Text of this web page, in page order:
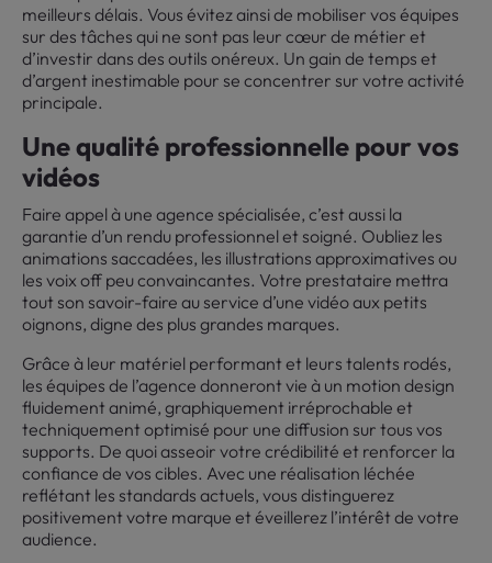
meilleurs délais. Vous évitez ainsi de mobiliser vos équipes
sur des tâches qui ne sont pas leur cœur de métier et
d’investir dans des outils onéreux. Un gain de temps et
d’argent inestimable pour se concentrer sur votre activité
principale.
Une qualité professionnelle pour vos
vidéos
Faire appel à une agence spécialisée, c’est aussi la
garantie d’un rendu professionnel et soigné. Oubliez les
animations saccadées, les illustrations approximatives ou
les voix off peu convaincantes. Votre prestataire mettra
tout son savoir-faire au service d’une vidéo aux petits
oignons, digne des plus grandes marques.
Grâce à leur matériel performant et leurs talents rodés,
les équipes de l’agence donneront vie à un motion design
fluidement animé, graphiquement irréprochable et
techniquement optimisé pour une diffusion sur tous vos
supports. De quoi asseoir votre crédibilité et renforcer la
confiance de vos cibles. Avec une réalisation léchée
reflétant les standards actuels, vous distinguerez
positivement votre marque et éveillerez l’intérêt de votre
audience.